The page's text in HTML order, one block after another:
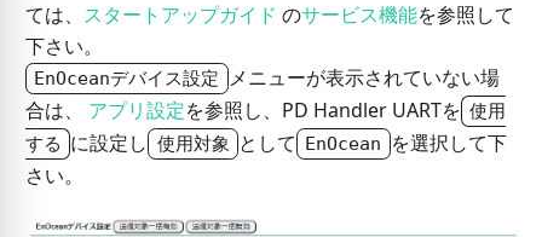
ては、 スタートアップガイド のサービス機能を参照して
下さい。
EnOceanデバイス設定 メニューが表示されていない場
合は、 アプリ設定を参照し、PD Handler UARTを 使用
する に設定し 使用対象 として EnOcean を選択して下
さい。